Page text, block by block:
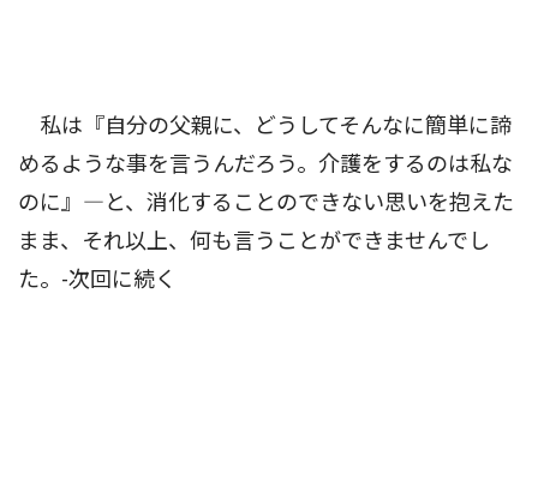
私は『自分の父親に、どうしてそんなに簡単に諦
めるような事を言うんだろう。介護をするのは私な
のに』―と、消化することのできない思いを抱えた
まま、それ以上、何も言うことができませんでし
た。-次回に続く